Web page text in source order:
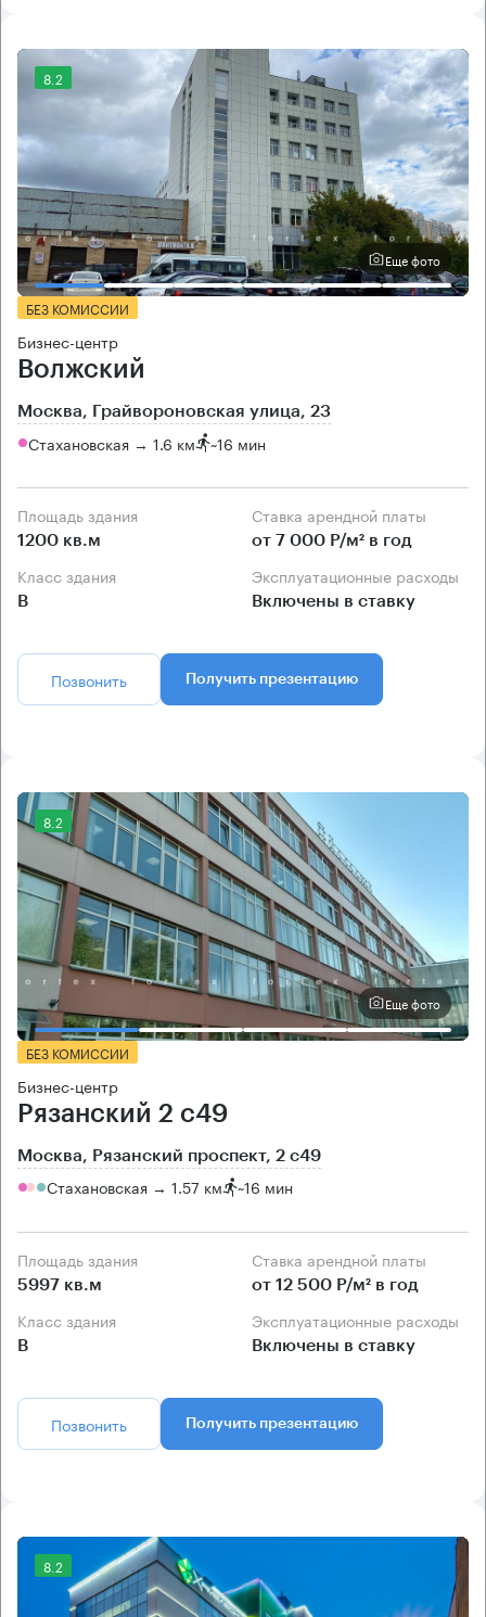
8.2
Еще фото
БЕЗ КОМИССИИ
Бизнес-центр
Волжский
Москва, Грайвороновская улица, 23
Стахановская → 1.6 км ~16 мин
Площадь здания
1200 кв.м
Ставка арендной платы
от 7 000 Р/м² в год
Класс здания
B
Эксплуатационные расходы
Включены в ставку
Позвонить Получить презентацию
8.2
Еще фото
БЕЗ КОМИССИИ
Бизнес-центр
Рязанский 2 с49
Москва, Рязанский проспект, 2 с49
Стахановская → 1.57 км ~16 мин
Площадь здания
5997 кв.м
Ставка арендной платы
от 12 500 Р/м² в год
Класс здания
B
Эксплуатационные расходы
Включены в ставку
Позвонить Получить презентацию
8.2